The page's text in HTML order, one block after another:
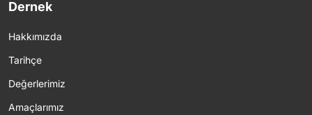
Dernek
Hakkımızda
Tarihçe
Değerlerimiz
Amaçlarımız